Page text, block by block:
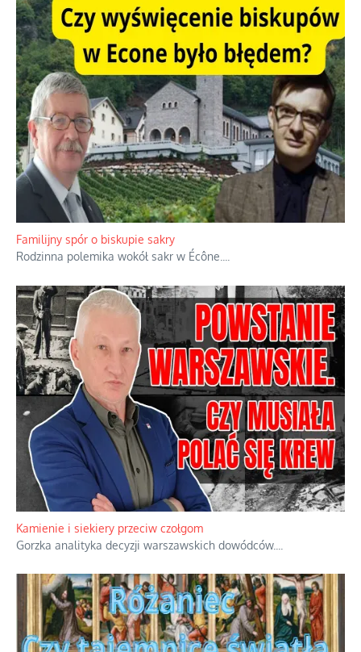
Familijny spór o biskupie sakry
Rodzinna polemika wokół sakr w Écône.
Kamienie i siekiery przeciw czołgom
Gorzka analityka decyzji warszawskich dowódców.